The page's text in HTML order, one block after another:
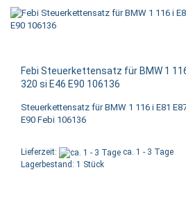
Febi Steuerkettensatz für BMW 1
320 si E46 E90 106136
Steuerkettensatz für BMW 1 116 i E81
E90 Febi 106136
Lieferzeit:
ca. 1 - 3 Tage
Lagerbestand: 1 Stück